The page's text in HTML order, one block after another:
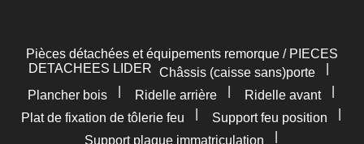
Pièces détachées et équipements remorque / PIECES
DETACHEES LIDER Châssis (caisse sans)porte
Plancher bois
Ridelle arrière Ridelle avant
Plat de fixation de tôlerie feu
Support feu position
Support plaque immatriculation